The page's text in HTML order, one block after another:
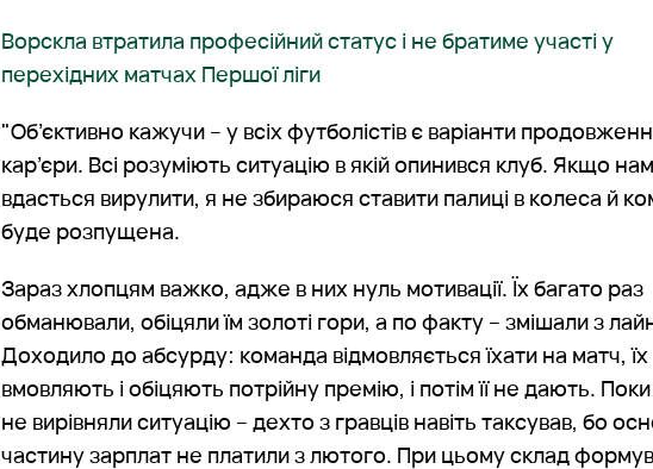
Ворскла втратила професійний статус і не братиме участі у
перехідних матчах Першої ліги
"Об’єктивно кажучи – у всіх футболістів є варіанти
кар’єри. Всі розуміють ситуацію в якій опинився клуб. Якщо
вдасться вирулити, я не збираюся ставити палиці в колеса й
буде розпущена.
Зараз хлопцям важко, адже в них нуль мотивації. Їх багато раз
обманювали, обіцяли їм золоті гори, а по факту – змішали з
Доходило до абсурду: команда відмовляється їхати на матч, їх
вмовляють і обіцяють потрійну премію, і потім її не дають.
не вирівняли ситуацію – дехто з гравців навіть таксував, бо
частину зарплат не платили з лютого. При цьому склад